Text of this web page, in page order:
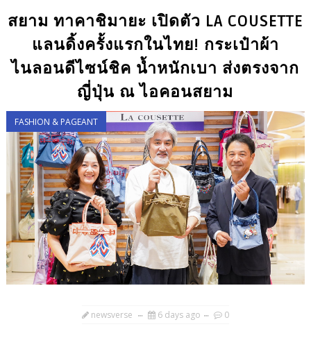
สยาม ทาคาชิมายะ เปิดตัว LA COUSETTE
แลนดิ้งครั้งแรกในไทย! กระเป๋าผ้า
ไนลอนดีไซน์ชิค น้ำหนักเบา ส่งตรงจาก
ญี่ปุ่น ณ ไอคอนสยาม
FASHION & PAGEANT
newsverse 6 days ago 0